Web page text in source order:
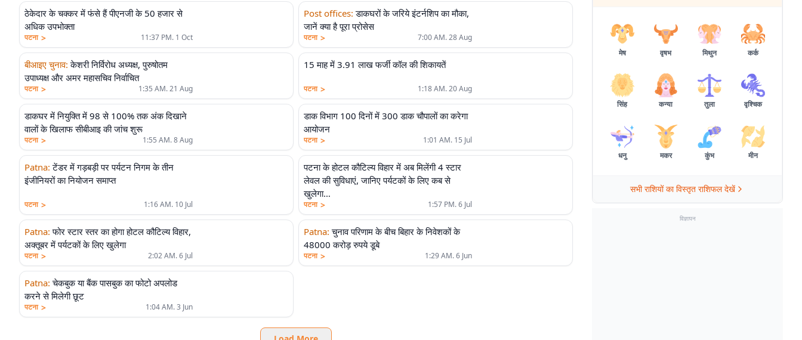
ठेकेदार के चक्कर में फंसे हैं पीएनजी के 50 हजार से
अधिक उपभोक्ता
पटना > 11:37 PM. 1 Oct
Post offices: डाकघरों के जरिये इंटर्नशिप का मौका,
जानें क्या है पूरा प्रोसेस
पटना > 7:00 AM. 28 Aug
बीआइए चुनाव: केशरी निर्विरोध अध्यक्ष, पुरुषोतम
उपाध्यक्ष और अमर महासचिव निर्वाचित
पटना > 1:35 AM. 21 Aug
15 माह में 3.91 लाख फर्जी कॉल की शिकायतें
पटना > 1:18 AM. 20 Aug
डाकघर में नियुक्ति में 98 से 100% तक अंक दिखाने
वालों के खिलाफ सीबीआइ की जांच शुरू
पटना > 1:55 AM. 8 Aug
डाक विभाग 100 दिनों में 300 डाक चौपालों का करेगा
आयोजन
पटना > 1:01 AM. 15 Jul
Patna: टेंडर में गड़बड़ी पर पर्यटन निगम के तीन
इंजीनियरों का नियोजन समाप्त
पटना > 1:16 AM. 10 Jul
पटना के होटल कौटिल्य विहार में अब मिलेंगी 4 स्टार
लेवल की सुविधाएं, जानिए पर्यटकों के लिए कब से
खुलेगा…
पटना > 1:57 PM. 6 Jul
Patna: फोर स्टार स्तर का होगा होटल कौटिल्य विहार,
अक्तूबर में पर्यटकों के लिए खुलेगा
पटना > 2:02 AM. 6 Jul
Patna: चुनाव परिणाम के बीच बिहार के निवेशकों के
48000 करोड़ रुपये डूबे
पटना > 1:29 AM. 6 Jun
Patna: चेकबुक या बैंक पासबुक का फोटो अपलोड
करने से मिलेगी छूट
पटना > 1:04 AM. 3 Jun
मेष वृषभ मिथुन कर्क
सिंह कन्या तुला वृश्चिक
धनु मकर कुंभ मीन
सभी राशियों का विस्तृत राशिफल देखें
विज्ञापन